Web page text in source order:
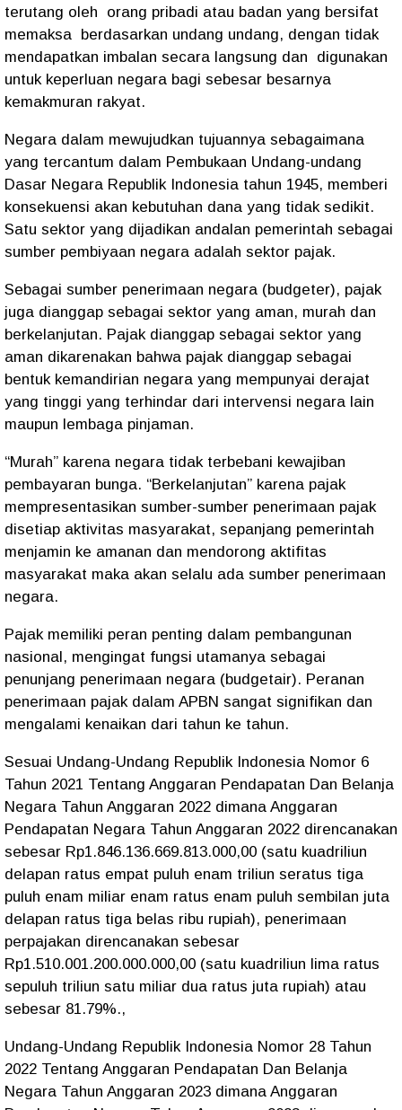
terutang oleh orang pribadi atau badan yang bersifat
memaksa berdasarkan undang undang, dengan tidak
mendapatkan imbalan secara langsung dan digunakan
untuk keperluan negara bagi sebesar besarnya
kemakmuran rakyat.
Negara dalam mewujudkan tujuannya sebagaimana
yang tercantum dalam Pembukaan Undang-undang
Dasar Negara Republik Indonesia tahun 1945, memberi
konsekuensi akan kebutuhan dana yang tidak sedikit.
Satu sektor yang dijadikan andalan pemerintah sebagai
sumber pembiyaan negara adalah sektor pajak.
Sebagai sumber penerimaan negara (budgeter), pajak
juga dianggap sebagai sektor yang aman, murah dan
berkelanjutan. Pajak dianggap sebagai sektor yang
aman dikarenakan bahwa pajak dianggap sebagai
bentuk kemandirian negara yang mempunyai derajat
yang tinggi yang terhindar dari intervensi negara lain
maupun lembaga pinjaman.
“Murah” karena negara tidak terbebani kewajiban
pembayaran bunga. “Berkelanjutan” karena pajak
mempresentasikan sumber-sumber penerimaan pajak
disetiap aktivitas masyarakat, sepanjang pemerintah
menjamin ke amanan dan mendorong aktifitas
masyarakat maka akan selalu ada sumber penerimaan
negara.
Pajak memiliki peran penting dalam pembangunan
nasional, mengingat fungsi utamanya sebagai
penunjang penerimaan negara (budgetair). Peranan
penerimaan pajak dalam APBN sangat signifikan dan
mengalami kenaikan dari tahun ke tahun.
Sesuai Undang-Undang Republik Indonesia Nomor 6
Tahun 2021 Tentang Anggaran Pendapatan Dan Belanja
Negara Tahun Anggaran 2022 dimana Anggaran
Pendapatan Negara Tahun Anggaran 2022 direncanakan
sebesar Rp1.846.136.669.813.000,00 (satu kuadriliun
delapan ratus empat puluh enam triliun seratus tiga
puluh enam miliar enam ratus enam puluh sembilan juta
delapan ratus tiga belas ribu rupiah), penerimaan
perpajakan direncanakan sebesar
Rp1.510.001.200.000.000,00 (satu kuadriliun lima ratus
sepuluh triliun satu miliar dua ratus juta rupiah) atau
sebesar 81.79%.,
Undang-Undang Republik Indonesia Nomor 28 Tahun
2022 Tentang Anggaran Pendapatan Dan Belanja
Negara Tahun Anggaran 2023 dimana Anggaran